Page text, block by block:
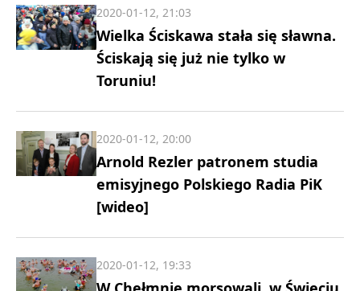
Wielka Ściskawa stała się sławna.
Ściskają się już nie tylko w
Toruniu!
2020-01-12, 21:03
Arnold Rezler patronem studia
emisyjnego Polskiego Radia PiK
[wideo]
2020-01-12, 20:00
2020-01-12, 19:33